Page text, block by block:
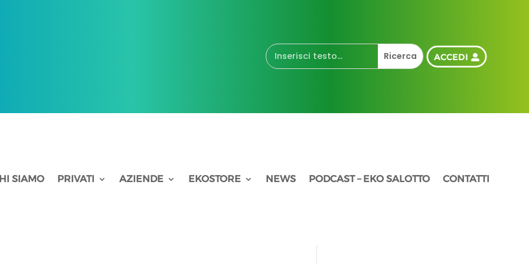
ACCEDI
SIAMO PRIVATI AZIENDE EKOSTORE NEWS PODCAST – EKO SALOTTO CONTATTI